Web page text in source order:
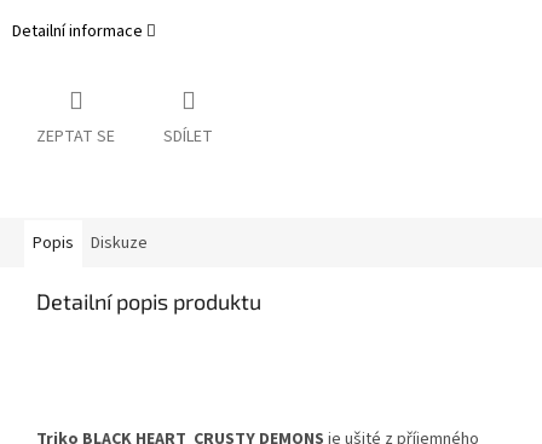
Detailní informace
ZEPTAT SE SDÍLET
Popis Diskuze
Detailní popis produktu